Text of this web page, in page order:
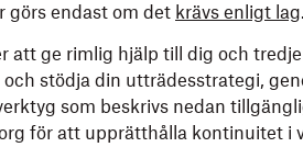
görs endast om det krävs enligt lag.
att ge rimlig hjälp till dig och
och stödja din utträdesstrategi,
som beskrivs nedan
för att upprätthålla kontinuitet i